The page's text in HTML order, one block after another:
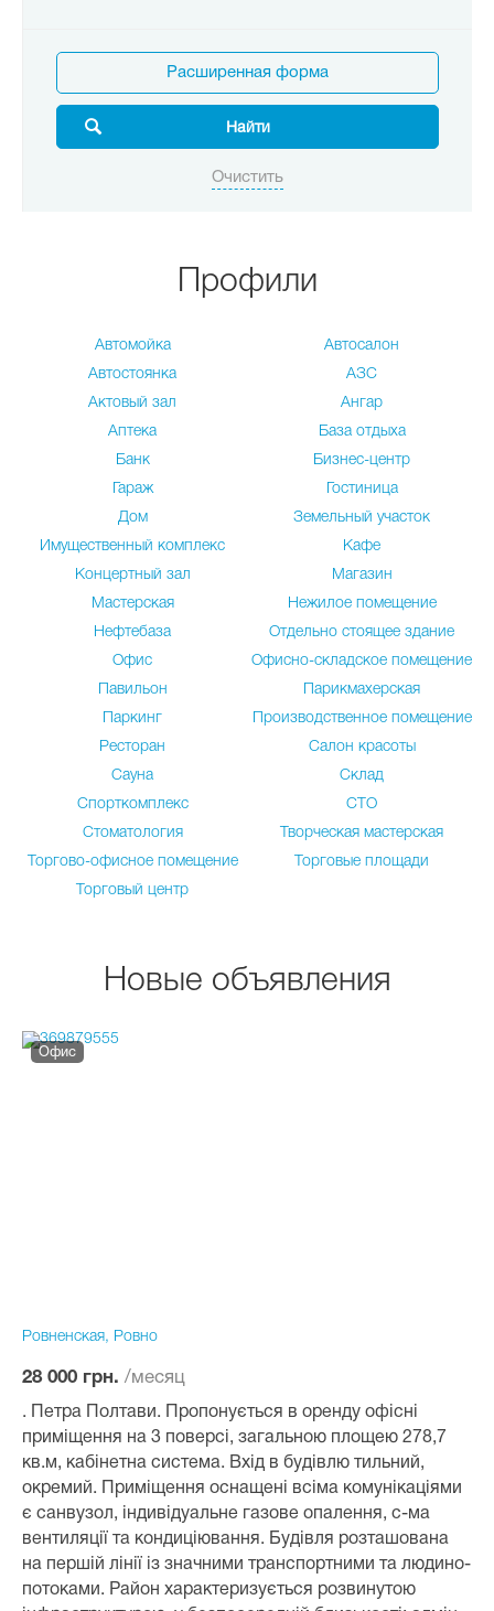
Расширенная форма
Профили
Автомойка
Автосалон
Автостоянка
АЗС
Актовый зал
Ангар
Аптека
База отдыха
Банк
Бизнес-центр
Гараж
Гостиница
Дом
Земельный участок
Имущественный комплекс
Кафе
Концертный зал
Магазин
Мастерская
Нежилое помещение
Нефтебаза
Отдельно стоящее здание
Офис
Офисно-складское помещение
Павильон
Парикмахерская
Паркинг
Производственное помещение
Ресторан
Салон красоты
Сауна
Склад
Спорткомплекс
СТО
Стоматология
Творческая мастерская
Торгово-офисное помещение
Торговые площади
Торговый центр
Новые объявления
Офис
Ровненская, Ровно
28 000 грн. /месяц
. Петра Полтави. Пропонується в оренду офісні
приміщення на 3 поверсі, загальною площею 278,7
кв.м, кабінетна система. Вхід в будівлю тильний,
окремий. Приміщення оснащені всіма комунікаціями
є санвузол, індивідуальне газове опалення, с-ма
вентиляції та кондиціювання. Будівля розташована
на першій лінії із значними транспортними та людино-
потоками. Район характеризується розвинутою